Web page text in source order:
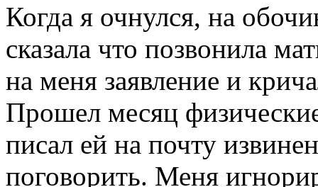
Когда я очнулся, на
сказала что позвонила
на меня заявление и
Прошел месяц
писал ей на почту
поговорить. Меня